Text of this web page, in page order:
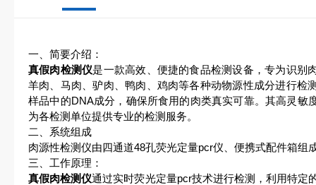
一、简要介绍：
真假肉检测仪是一款高效、便捷的食品检测设备，专为识别
羊肉、马肉、驴肉、鸭肉、鸡肉等各种动物源性成分进行检
样品中的DNA成分，确保所食用的肉类真实可靠。其高灵敏
为各检测单位提供专业的检测服务。
二、系统组成
肉源性检测仪由四通道48孔荧光定量pcr仪、便携式配件箱组
三、工作原理：
真假肉检测仪通过实时荧光定量pcr技术进行检测，利用特定